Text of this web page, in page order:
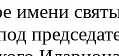
имени